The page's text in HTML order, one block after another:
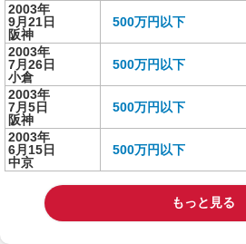
2003年
9月21日
阪神
500万円以下
2003年
7月26日
小倉
500万円以下
2003年
7月5日
阪神
500万円以下
2003年
6月15日
中京
500万円以下
もっと見る